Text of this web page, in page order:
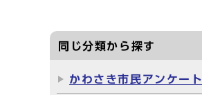
同じ分類から探す
かわさき市民アンケート